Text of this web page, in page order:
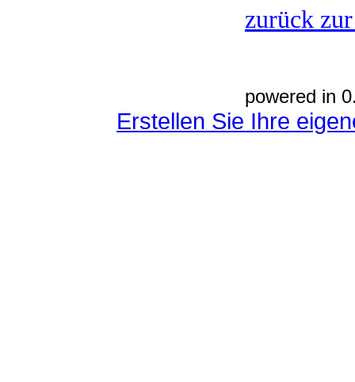
zurück
powered in
Erstellen Sie Ihre